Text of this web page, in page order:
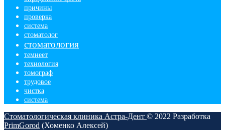
причины
проверка
система
стоматолог
стоматология
темнеет
технология
томограф
трудовое
чистка
​система
Стоматологическая клиника Астра-Дент © 2022 Разработка
PrimGorod (Хоменко Алексей)